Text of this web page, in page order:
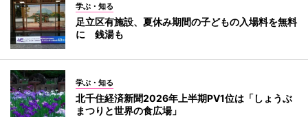
学ぶ・知る
足立区有施設、夏休み期間の子どもの入場料を無料
に 銭湯も
学ぶ・知る
北千住経済新聞2026年上半期PV1位は「しょうぶ
まつりと世界の食広場」